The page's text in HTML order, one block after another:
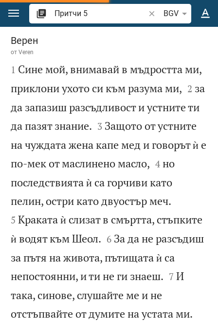
Преминете към съдържанието
Търсете стих или
BGV
Притчи 5
Верен
отVeren

1 Сине мой, внимавай в мъдростта ми,
приклони ухото си към разума ми, 

2 за
да запазиш разсъдливост и устните ти
да пазят знание. 

3 Защото от устните
на чуждата жена капе мед и говорът ѝ е
по-мек от маслинено масло, 

4 но
последствията ѝ са горчиви като
пелин, остри като двуостър меч.
5 Краката ѝ слизат в смъртта, стъпките
ѝ водят към Шеол. 

6 За да не разсъдиш
за пътя на живота, пътищата ѝ са
непостоянни, и ти не ги знаеш. 

7 И
така, синове, слушайте ме и не
отстъпвайте от думите на устата ми.